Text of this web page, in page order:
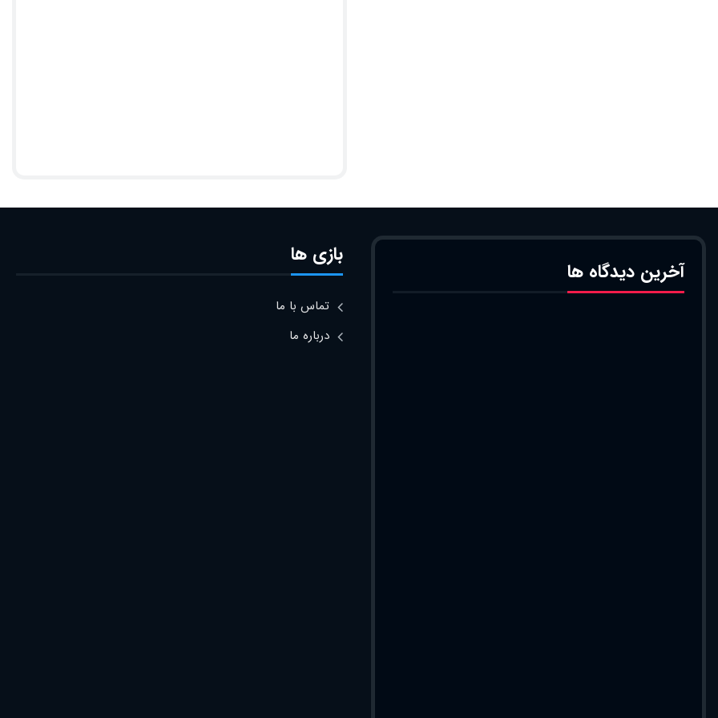
آخرین دیدگاه ها
بازی ها
تماس با ما
درباره ما